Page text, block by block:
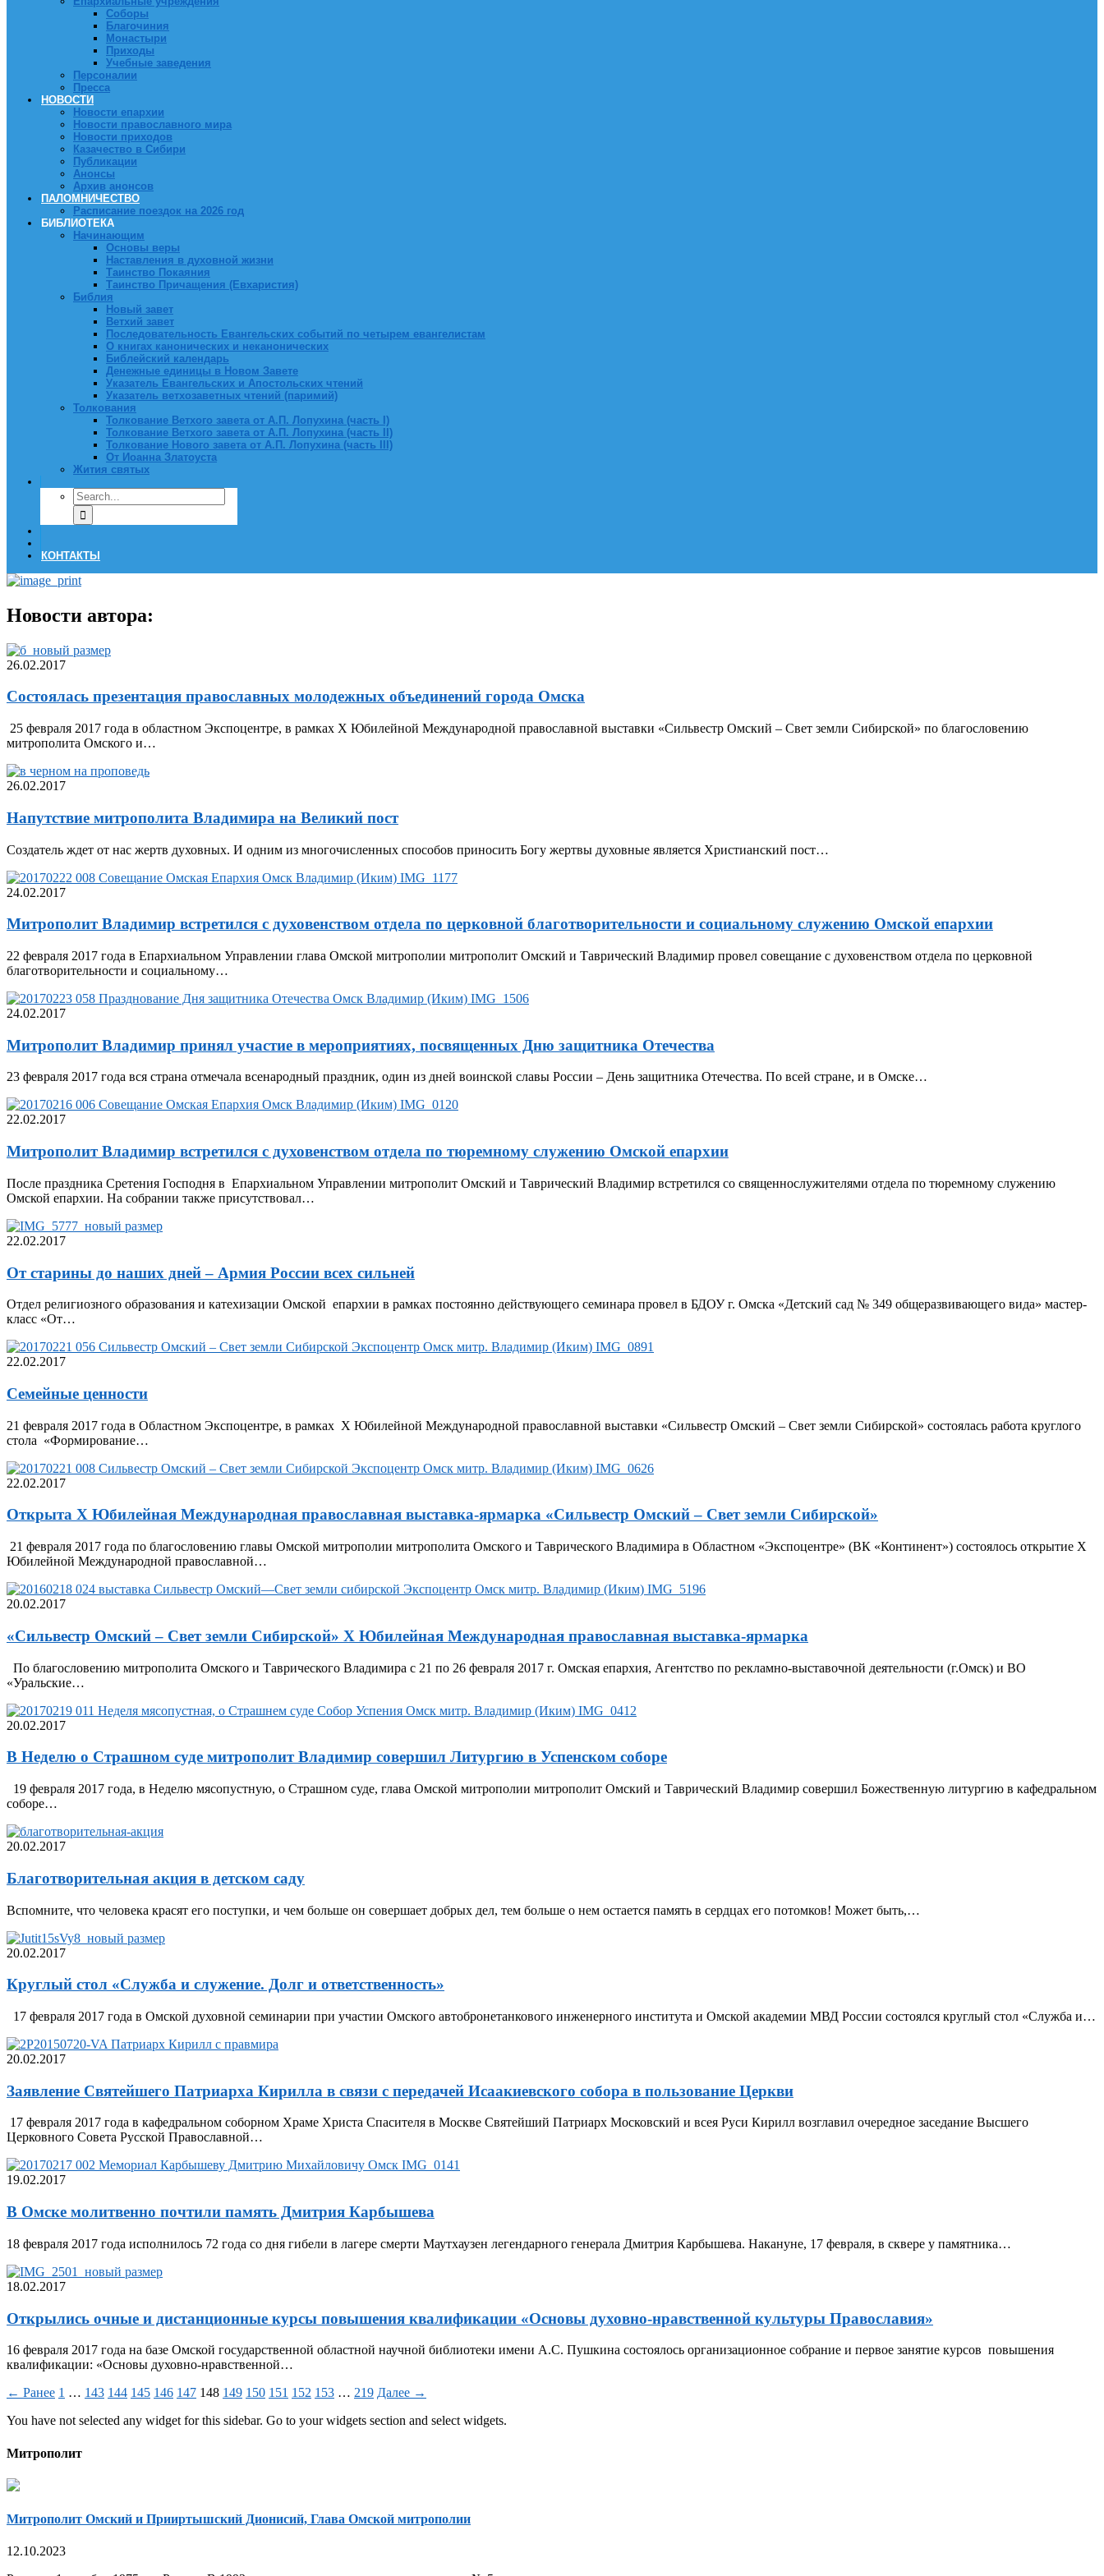
Соборы
Благочиния
Монастыри
Приходы
Учебные заведения
Персоналии
Пресса
НОВОСТИ
Новости епархии
Новости православного мира
Новости приходов
Казачество в Сибири
Публикации
Анонсы
Архив анонсов
ПАЛОМНИЧЕСТВО
Расписание поездок на 2026 год
БИБЛИОТЕКА
Начинающим
Основы веры
Наставления в духовной жизни
Таинство Покаяния
Таинство Причащения (Евхаристия)
Библия
Новый завет
Ветхий завет
Последовательность Евангельских событий по четырем евангелистам
О книгах канонических и неканонических
Библейский календарь
Денежные единицы в Новом Завете
Указатель Евангельских и Апостольских чтений
Указатель ветхозаветных чтений (паримий)
Толкования
Толкование Ветхого завета от А.П. Лопухина (часть I)
Толкование Ветхого завета от А.П. Лопухина (часть II)
Толкование Нового завета от А.П. Лопухина (часть III)
От Иоанна Златоуста
Жития святых
КОНТАКТЫ
Новости автора:
26.02.2017
Состоялась презентация православных молодежных объединений города Омска
25 февраля 2017 года в областном Экспоцентре, в рамках X Юбилейной Международной православной выставки «Сильвестр Омский – Свет земли Сибирской» по благословению
митрополита Омского и…
26.02.2017
Напутствие митрополита Владимира на Великий пост
Создатель ждет от нас жертв духовных. И одним из многочисленных способов приносить Богу жертвы духовные является Христианский пост…
24.02.2017
Митрополит Владимир встретился с духовенством отдела по церковной благотворительности и социальному служению Омской епархии
22 февраля 2017 года в Епархиальном Управлении глава Омской митрополии митрополит Омский и Таврический Владимир провел совещание с духовенством отдела по церковной
благотворительности и социальному…
24.02.2017
Митрополит Владимир принял участие в мероприятиях, посвященных Дню защитника Отечества
23 февраля 2017 года вся страна отмечала всенародный праздник, один из дней воинской славы России – День защитника Отечества. По всей стране, и в Омске…
22.02.2017
Митрополит Владимир встретился с духовенством отдела по тюремному служению Омской епархии
После праздника Сретения Господня в Епархиальном Управлении митрополит Омский и Таврический Владимир встретился со священнослужителями отдела по тюремному служению
Омской епархии. На собрании также присутствовал…
22.02.2017
От старины до наших дней – Армия России всех сильней
Отдел религиозного образования и катехизации Омской епархии в рамках постоянно действующего семинара провел в БДОУ г. Омска «Детский сад № 349 общеразвивающего вида» мастер-
класс «От…
22.02.2017
Семейные ценности
21 февраля 2017 года в Областном Экспоцентре, в рамках X Юбилейной Международной православной выставки «Сильвестр Омский – Свет земли Сибирской» состоялась работа круглого
стола «Формирование…
22.02.2017
Открыта X Юбилейная Международная православная выставка-ярмарка «Сильвестр Омский – Свет земли Сибирской»
21 февраля 2017 года по благословению главы Омской митрополии митрополита Омского и Таврического Владимира в Областном «Экспоцентре» (ВК «Континент») состоялось открытие Х
Юбилейной Международной православной…
20.02.2017
«Сильвестр Омский – Свет земли Сибирской» X Юбилейная Международная православная выставка-ярмарка
По благословению митрополита Омского и Таврического Владимира с 21 по 26 февраля 2017 г. Омская епархия, Агентство по рекламно-выставочной деятельности (г.Омск) и ВО
«Уральские…
20.02.2017
В Неделю о Страшном суде митрополит Владимир совершил Литургию в Успенском соборе
19 февраля 2017 года, в Неделю мясопустную, о Страшном суде, глава Омской митрополии митрополит Омский и Таврический Владимир совершил Божественную литургию в кафедральном
соборе…
20.02.2017
Благотворительная акция в детском саду
Вспомните, что человека красят его поступки, и чем больше он совершает добрых дел, тем больше о нем остается память в сердцах его потомков! Может быть,…
20.02.2017
Круглый стол «Служба и служение. Долг и ответственность»
17 февраля 2017 года в Омской духовной семинарии при участии Омского автобронетанкового инженерного института и Омской академии МВД России состоялся круглый стол «Служба и…
20.02.2017
Заявление Святейшего Патриарха Кирилла в связи с передачей Исаакиевского собора в пользование Церкви
17 февраля 2017 года в кафедральном соборном Храме Христа Спасителя в Москве Святейший Патриарх Московский и всея Руси Кирилл возглавил очередное заседание Высшего
Церковного Совета Русской Православной…
19.02.2017
В Омске молитвенно почтили память Дмитрия Карбышева
18 февраля 2017 года исполнилось 72 года со дня гибели в лагере смерти Маутхаузен легендарного генерала Дмитрия Карбышева. Накануне, 17 февраля, в сквере у памятника…
18.02.2017
Открылись очные и дистанционные курсы повышения квалификации «Основы духовно-нравственной культуры Православия»
16 февраля 2017 года на базе Омской государственной областной научной библиотеки имени А.С. Пушкина состоялось организационное собрание и первое занятие курсов повышения
квалификации: «Основы духовно-нравственной…
← Ранее 1 … 143 144 145 146 147 148 149 150 151 152 153 … 219 Далее →
You have not selected any widget for this sidebar. Go to your widgets section and select widgets.
Митрополит
Митрополит Омский и Прииртышский Дионисий, Глава Омской митрополии
12.10.2023